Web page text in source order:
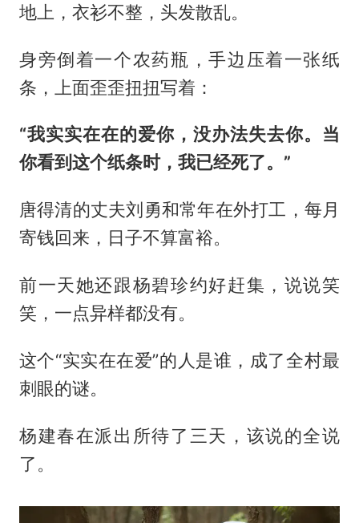
地上，衣衫不整，头发散乱。
身旁倒着一个农药瓶，手边压着一张纸
条，上面歪歪扭扭写着：
“我实实在在的爱你，没办法失去你。当
你看到这个纸条时，我已经死了。”
唐得清的丈夫刘勇和常年在外打工，每月
寄钱回来，日子不算富裕。
前一天她还跟杨碧珍约好赶集，说说笑
笑，一点异样都没有。
这个“实实在在爱”的人是谁，成了全村最
刺眼的谜。
杨建春在派出所待了三天，该说的全说
了。